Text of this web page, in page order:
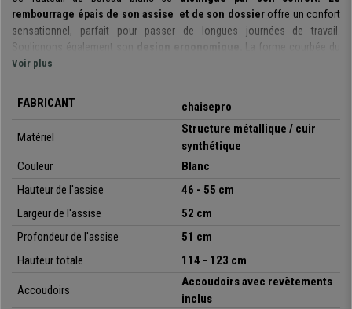
rembourrage épais de son assise et de son dossieroffre un confort
sensationnel, parfait pour passer de longues journées de travail.
Soulignons également son
design ergonomique.
La forme courbée du
dossier,l’appui-tête intégré
Toujours en matière confort, ce modèle est doté d’un
. Vous pouvez activer cette fonction en
actionnant le levier vers l’extérieur de la chaise, si vous effectuez la
même action à l’inverse, le fauteuil reprendra sa position rigide normale
puisqu’elle permet de choisir entre les deux options selon vos envies.
Ce modèle a étéfabriqué avec des matériaux plus résistants
est adapté pour despersonnes pesant jusqu’à 170 kg
et sa structure métallique
garantissent cette résistance et robustesse.
qualité disponible en différentes couleurs et facile d’entretien. Un fauteuil
que vous conserverez de nombreuses années !
Voir plus
FABRICANT chaisepro
Matériel
Structure métallique / cuir
synthétique
Couleur
Blanc
Hauteur de l'assise
46 - 55 cm
Largeur de l'assise
52 cm
Profondeur de l'assise
51 cm
Hauteurtotale 114 - 123 cm
Accoudoirs
Accoudoirs avec revètements
inclus